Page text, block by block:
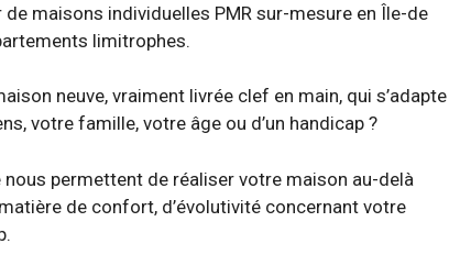
de maisons individuelles PMR sur-mesure en Île-de
limitrophes.
neuve, vraiment livrée clef en main, qui s’adapte
votre famille, votre âge ou d’un handicap ?
permettent de réaliser votre maison au-delà
de confort, d’évolutivité concernant votre